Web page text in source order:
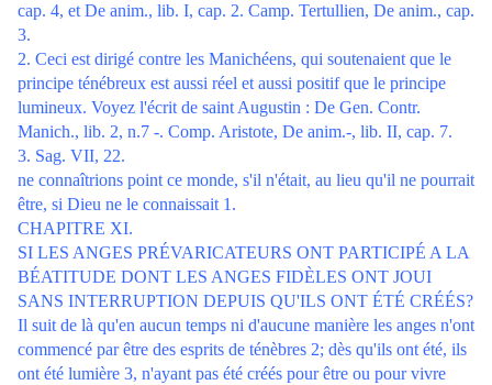
cap. 4, et De anim., lib. I, cap. 2. Camp. Tertullien, De anim., cap.
3.
2. Ceci est dirigé contre les Manichéens, qui soutenaient que le
principe ténébreux est aussi réel et aussi positif que le principe
lumineux. Voyez l'écrit de saint Augustin : De Gen. Contr.
Manich., lib. 2, n.7 -. Comp. Aristote, De anim.-, lib. II, cap. 7.
3. Sag. VII, 22.
ne connaîtrions point ce monde, s'il n'était, au lieu qu'il ne pourrait
être, si Dieu ne le connaissait 1.
CHAPITRE XI.
SI LES ANGES PRÉVARICATEURS ONT PARTICIPÉ A LA
BÉATITUDE DONT LES ANGES FIDÈLES ONT JOUI
SANS INTERRUPTION DEPUIS QU'ILS ONT ÉTÉ CRÉÉS?
Il suit de là qu'en aucun temps ni d'aucune manière les anges n'ont
commencé par être des esprits de ténèbres 2; dès qu'ils ont été, ils
ont été lumière 3, n'ayant pas été créés pour être ou pour vivre